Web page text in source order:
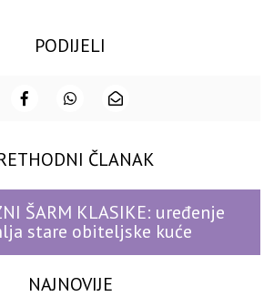
PODIJELI
ČLANAK
ŠARM KLASIKE: uređenje
stare obiteljske kuće
NAJNOVIJE